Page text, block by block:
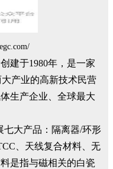
建于1980年，是一家
产业的高新技术民营
生产企业、全球最大
七大产品：隔离器/环形
、天线复合材料、无
是指与磁相关的白瓷